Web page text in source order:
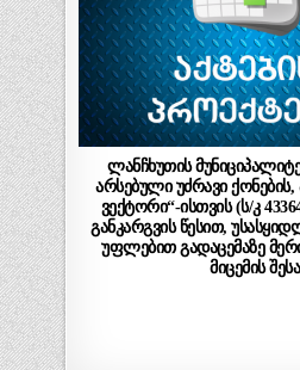
ლანჩხუთის
არსებული უძრავი
ვექტორი“-ისთვის (ს/კ
განკარგვის წესით,
უფლებით გადაცემაზე
მიცემის